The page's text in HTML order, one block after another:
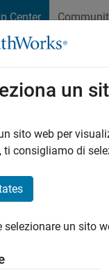
Center
un
sito web per
ti consigliamo di
selezionare un sito